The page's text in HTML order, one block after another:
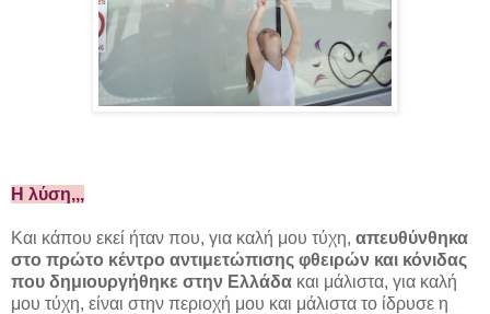
Η λύση,,,
Και κάπου εκεί ήταν που, για καλή μου τύχη, απευθύνθηκα
στο πρώτο κέντρο αντιμετώπισης φθειρών και κόνιδας
που δημιουργήθηκε στην Ελλάδα και μάλιστα, για καλή
μου τύχη, είναι στην περιοχή μου και μάλιστα το ίδρυσε η